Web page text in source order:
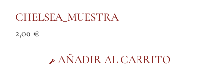
CHELSEA_MUESTRA
2,00 €
AÑADIR AL CARRITO